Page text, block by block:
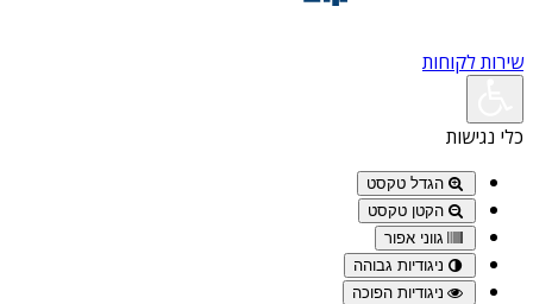
שירות לקוחות
כלי נגישות
הגדל טקסט
הקטן טקסט
גווני אפור
ניגודיות גבוהה
ניגודיות הפוכה